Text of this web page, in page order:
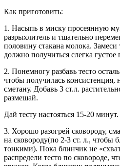
Как приготовить:
1. Насыпь в миску просеянную
разрыхлитель и тщательно
половину стакана молока. Замеси
должно получиться слегка
2. Понемногу разбавь тесто
чтобы получилась
сметану. Добавь 3 ст.л.
размешай.
Дай тесту настояться 15-20 минут.
3. Хорошо разогрей сковороду,
на сковороду(по 2-3 ст. л., чтобы
тонкими). Пока блинчик не
распредели тесто по сковороде,